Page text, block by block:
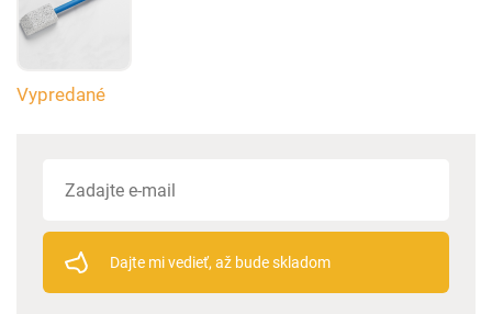
Vypredané
Dajte mi vedieť, až bude skladom